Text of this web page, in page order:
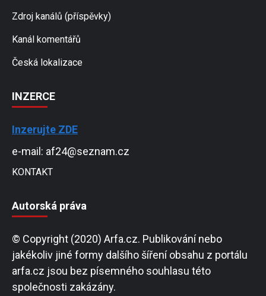
Zdroj kanálů (příspěvky)
Kanál komentářů
Česká lokalizace
INZERCE
Inzerujte ZDE
e-mail: af24@seznam.cz
KONTAKT
Autorská práva
© Copyright (2020) Arfa.cz. Publikování nebo
jakékoliv jiné formy dalšího šíření obsahu z portálu
arfa.cz jsou bez písemného souhlasu této
společnosti zakázány.